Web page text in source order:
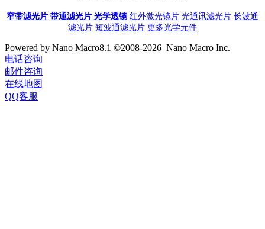
窄带滤光片 带通滤光片 光学透镜 红外激光镜片 光通讯滤光片 长波通
滤光片 短波通滤光片 更多光学元件
Powered by Nano Macro8.1 ©2008-2026 Nano Macro Inc.
电话咨询
邮件咨询
在线地图
QQ客服